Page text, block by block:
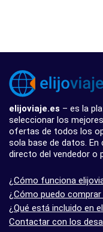
elijoviaje.es – es la
seleccionar los
ofertas de todos los
sola base de datos.
directo del vendedor o
¿Cómo funciona
¿Cómo puedo comprar
¿Qué está incluido en
Contactar con los